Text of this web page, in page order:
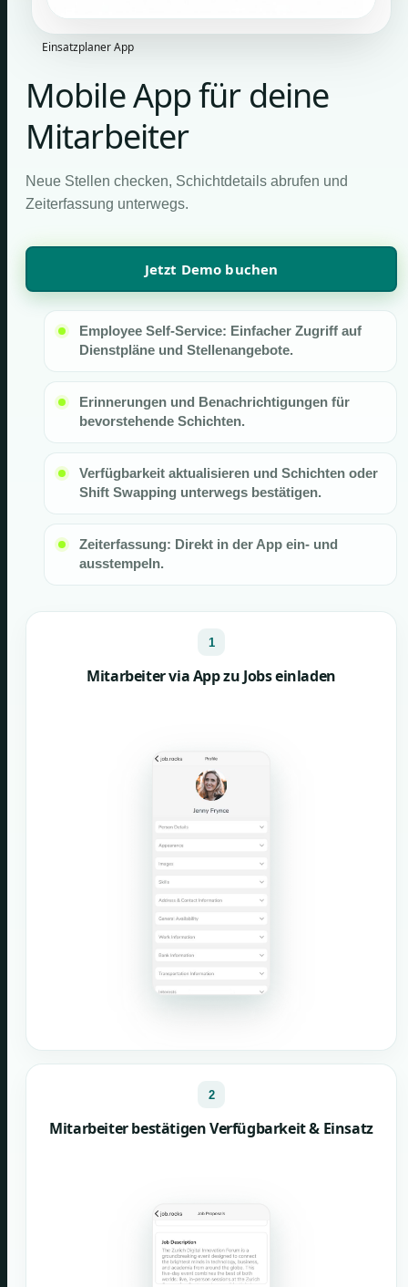
Einsatzplaner App
Mobile App für deine
Mitarbeiter
Neue Stellen checken, Schichtdetails abrufen und
Zeiterfassung unterwegs.
Jetzt Demo buchen
Employee Self-Service: Einfacher Zugriff auf
Dienstpläne und Stellenangebote.
Erinnerungen und Benachrichtigungen für
bevorstehende Schichten.
Verfügbarkeit aktualisieren und Schichten oder
Shift Swapping unterwegs bestätigen.
Zeiterfassung: Direkt in der App ein- und
ausstempeln.
1
Mitarbeiter via App zu Jobs einladen
2
Mitarbeiter bestätigen Verfügbarkeit & Einsatz